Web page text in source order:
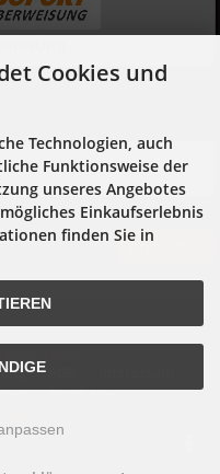
und Abmeldung
Anmelden
Produkte
Cookies und
Technologien, auch
Funktionsweise der
unseres Angebotes
Einkaufserlebnis
finden Sie in